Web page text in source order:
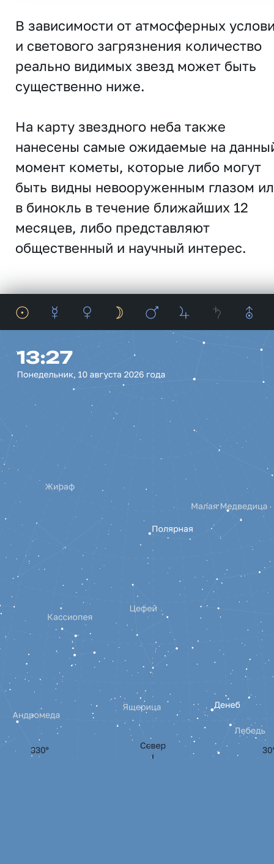
В зависимости от атмосферных
и светового загрязнения количество
реально видимых звезд может быть
существенно ниже.
На карту звездного неба также
нанесены самые ожидаемые на
момент кометы, которые либо могут
быть видны невооруженным глазом
в бинокль в течение ближайших 12
месяцев, либо представляют
общественный и научный интерес.